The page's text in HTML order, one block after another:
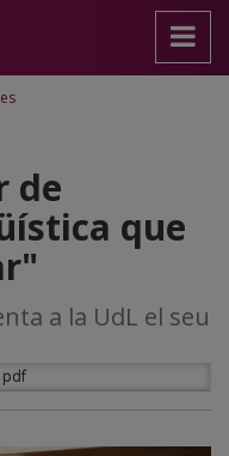
de
que
a la UdL el seu
pdf